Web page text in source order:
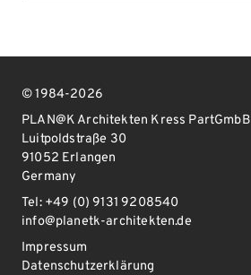
© 1984-2026
PLAN@K Architekten Kress PartGmbB
Luitpoldstraße 30
91052 Erlangen
Germany
Tel: +49 (0) 9131 9208540
info@planetk-architekten.de
Impressum
Datenschutzerklärung